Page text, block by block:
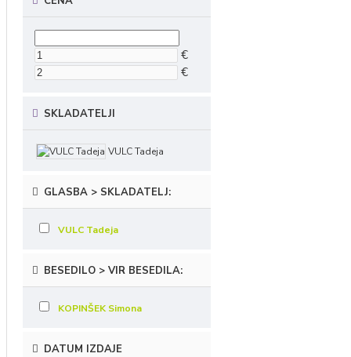
€
€
SKLADATELJI
VULC Tadeja
GLASBA > SKLADATELJ:
VULC Tadeja
BESEDILO > VIR BESEDILA:
KOPINŠEK Simona
DATUM IZDAJE